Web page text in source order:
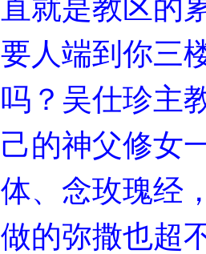
直就是教区的
要人端到你三
吗？吴仕珍主
己的神父修女
体、念玫瑰经
做的弥撒也超